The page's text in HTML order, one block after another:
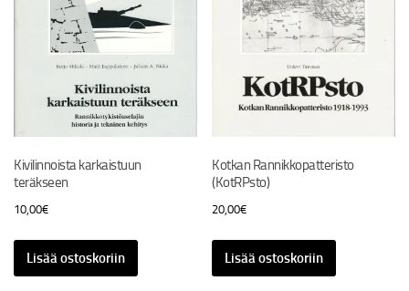
Kivilinnoista karkaistuun
teräkseen
10,00€
Lisää ostoskoriin
Kotkan Rannikkopatteristo
(KotRPsto)
20,00€
Lisää ostoskoriin